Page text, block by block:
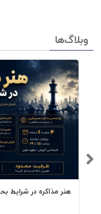
می‌کنند. وقتی برند
شود، تصمیم‌گیری خرید
بلکه به سطح عاطفی و
کتاب توضیح می‌دهد
عاطفی شناختی»
می‌رسانند. از این رو،
نه تزئین شاعرانه بلکه
مصرف‌کننده است.
وبلاگ‌ها
هنر مذاکره در شرایط